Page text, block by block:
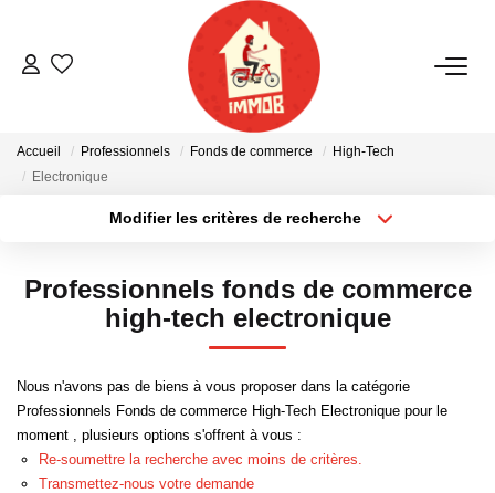
ACHETER
NOTRE AGENCE
Notre Équipe
Nous Rejoindre
Accueil Professionnels Fonds de commerce
High-Tech
Electronique
Modifier les critères de recherche
Surface min Budget max
Professionnels fonds de commerce
high-tech electronique
Nous n'avons pas de biens à vous proposer dans la catégorie
Professionnels Fonds de commerce High-Tech Electronique pour le
moment , plusieurs options s'offrent à vous :
Re-soumettre la recherche avec moins de critères.
Transmettez-nous votre demande